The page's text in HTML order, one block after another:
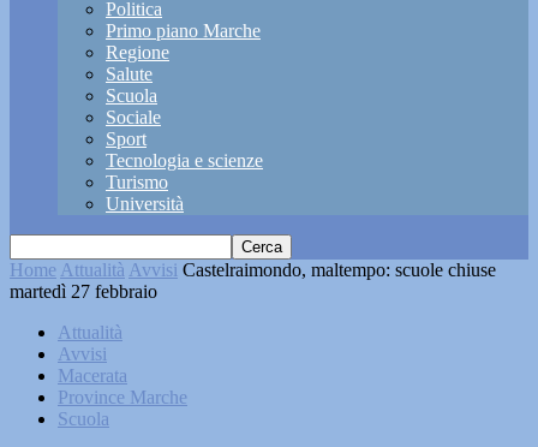
Politica
Primo piano Marche
Regione
Salute
Scuola
Sociale
Sport
Tecnologia e scienze
Turismo
Università
Home Attualità Avvisi Castelraimondo, maltempo: scuole chiuse
martedì 27 febbraio
Attualità
Avvisi
Macerata
Province Marche
Scuola